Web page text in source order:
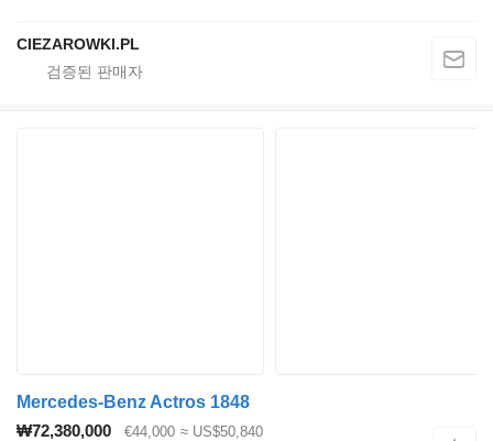
CIEZAROWKI.PL
Mercedes-Benz Actros 1848
₩72,380,000
€44,000 ≈ US$50,840